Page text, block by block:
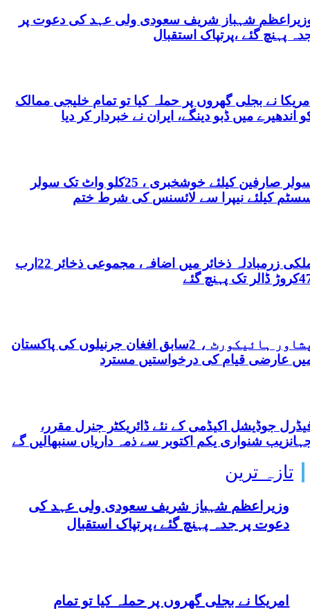
تازہ ترین
وزیراعظم شہباز شریف سعودی ولی عہد کی
دعوت پر جدہ پہنچ گئے ،پرتپاک استقبال
امریکا نے بجلی گھروں پر حملہ کیا تو تمام
شہباز شریف سعودی ولی عہد کی دعوت پر
پہنچ گئے ،پرتپاک استقبال
نے بجلی گھروں پر حملہ کیا تو تمام خلیجی ممالک
اندھیرے میں ڈبو دینگے، ایران نے خبردار کر دیا
سولر صارفین کیلئے خوشخبری ، 25کلو واٹ تک سولر
کیلئے نیپرا سے لائسنس کی شرط ختم
ملکی زرمبادلہ ذخائر میں اضافہ، مجموعی ذخائر 22ارب
تک پہنچ گئے
پشاور ہائیکورٹ ، 2سابق افغان جرنیلوں کی پاکستان
عارضی قیام کی درخواستیں مسترد
جوڈیشل اکیڈمی کے نئے ڈائریکٹر جنرل مقرر،
شنواری یکم اکتوبر سے ذمہ داریاں سنبھالیں گے